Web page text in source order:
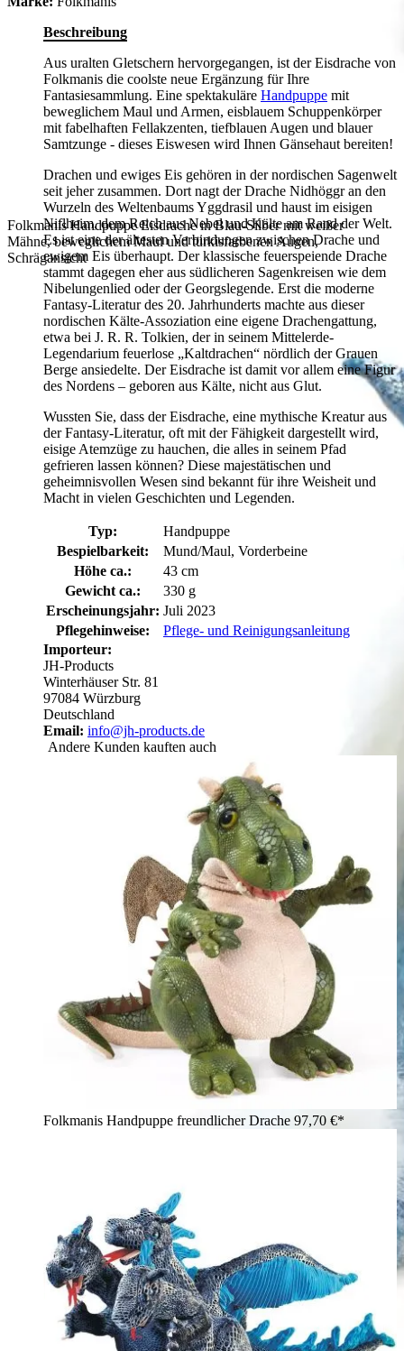
Folkmanis Handpuppe Eisdrache in Blau-Silber mit weißer
Mähne, beweglichem Maul und türkisfarbenen Augen,
Schrägansicht
Beschreibung
Aus uralten Gletschern hervorgegangen, ist der Eisdrache von
Folkmanis die coolste neue Ergänzung für Ihre
Fantasiesammlung. Eine spektakuläre Handpuppe mit
beweglichem Maul und Armen, eisblauem Schuppenkörper
mit fabelhaften Fellakzenten, tiefblauen Augen und blauer
Samtzunge - dieses Eiswesen wird Ihnen Gänsehaut bereiten!
Drachen und ewiges Eis gehören in der nordischen Sagenwelt
seit jeher zusammen. Dort nagt der Drache Nidhöggr an den
Wurzeln des Weltenbaums Yggdrasil und haust im eisigen
Niflheim, dem Reich aus Nebel und Kälte am Rand der Welt.
Es ist eine der ältesten Verbindungen zwischen Drache und
ewigem Eis überhaupt. Der klassische feuerspeiende Drache
stammt dagegen eher aus südlicheren Sagenkreisen wie dem
Nibelungenlied oder der Georgslegende. Erst die moderne
Fantasy-Literatur des 20. Jahrhunderts machte aus dieser
nordischen Kälte-Assoziation eine eigene Drachengattung,
etwa bei J. R. R. Tolkien, der in seinem Mittelerde-
Legendarium feuerlose „Kaltdrachen“ nördlich der Grauen
Berge ansiedelte. Der Eisdrache ist damit vor allem eine Figur
des Nordens – geboren aus Kälte, nicht aus Glut.
Wussten Sie, dass der Eisdrache, eine mythische Kreatur aus
der Fantasy-Literatur, oft mit der Fähigkeit dargestellt wird,
eisige Atemzüge zu hauchen, die alles in seinem Pfad
gefrieren lassen können? Diese majestätischen und
geheimnisvollen Wesen sind bekannt für ihre Weisheit und
Macht in vielen Geschichten und Legenden.
Typ:
Handpuppe
Bespielbarkeit:
Mund/Maul, Vorderbeine
Höhe ca.:
43 cm
Gewicht ca.:
330 g
Erscheinungsjahr: Juli 2023
Pflegehinweise:
Pflege- und Reinigungsanleitung
Importeur:
JH-Products
Winterhäuser Str. 81
97084 Würzburg
Deutschland
Email: info@jh-products.de
Andere Kunden kauften auch
Folkmanis Handpuppe freundlicher Drache 97,70 €*